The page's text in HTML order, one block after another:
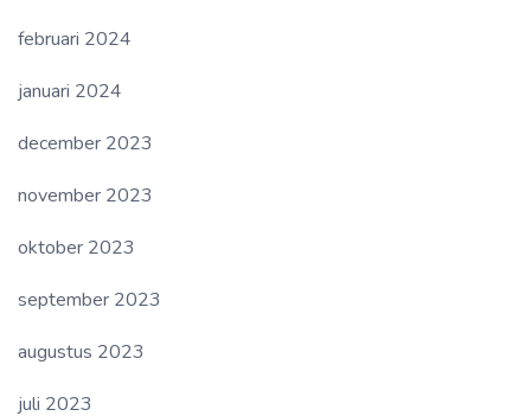
februari 2024
januari 2024
december 2023
november 2023
oktober 2023
september 2023
augustus 2023
juli 2023